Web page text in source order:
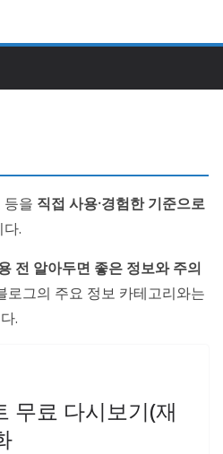
등을 직접 사용·경험한 기준으로
.
전 알아두면 좋은 정보와 주의
로그의 주요 정보 카테고리와는
.
무료 다시보기(재